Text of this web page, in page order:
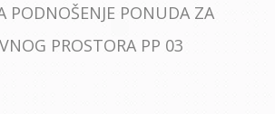
PODNOŠENJE PONUDA ZA
PROSTORA PP 03